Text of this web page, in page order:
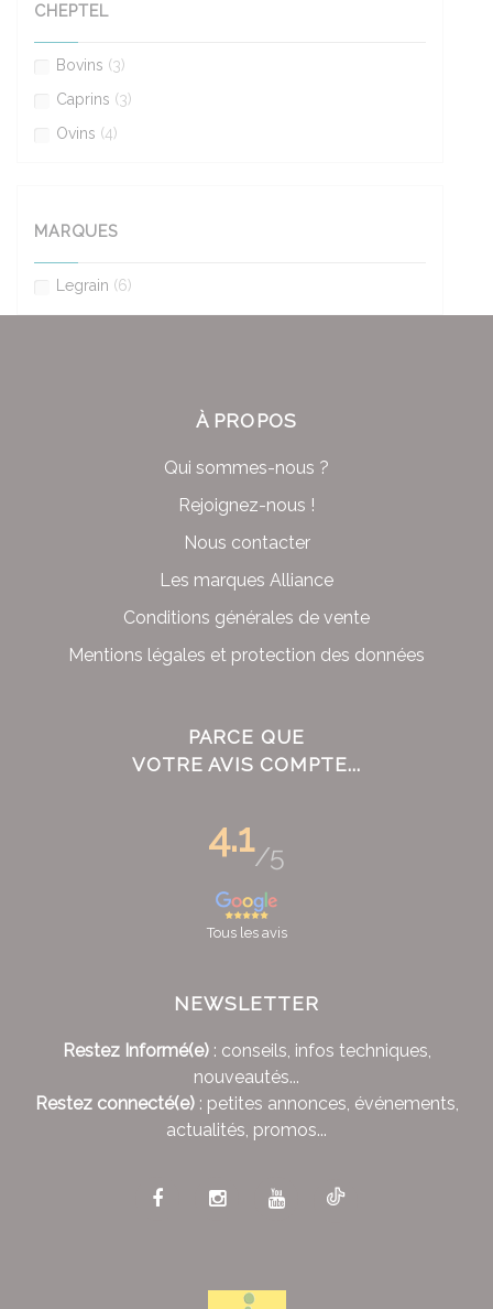
CHEPTEL
Bovins (3)
Caprins (3)
Ovins (4)
MARQUES
Legrain (6)
À PROPOS
Qui sommes-nous ?
Rejoignez-nous !
Nous contacter
Les marques Alliance
Conditions générales de vente
Mentions légales et protection des données
PARCE QUE
VOTRE AVIS COMPTE...
4.1/5
Tous les avis
NEWSLETTER
Restez Informé(e): conseils, infos techniques,
nouveautés...
Restez connecté(e): petites annonces, événements,
actualités, promos...